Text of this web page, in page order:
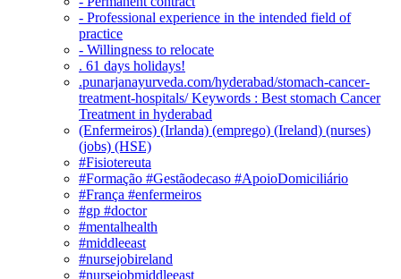
- Professional experience in the intended field of
practice
- Willingness to relocate
. 61 days holidays!
.punarjanayurveda.com/hyderabad/stomach-cancer-
treatment-hospitals/ Keywords : Best stomach Cancer
Treatment in hyderabad
(Enfermeiros) (Irlanda) (emprego) (Ireland) (nurses)
(jobs) (HSE)
#Fisiotereuta
#Formação #Gestãodecaso #ApoioDomiciliário
#França #enfermeiros
#gp #doctor
#mentalhealth
#middleeast
#nursejobireland
#nursejobmiddleeast